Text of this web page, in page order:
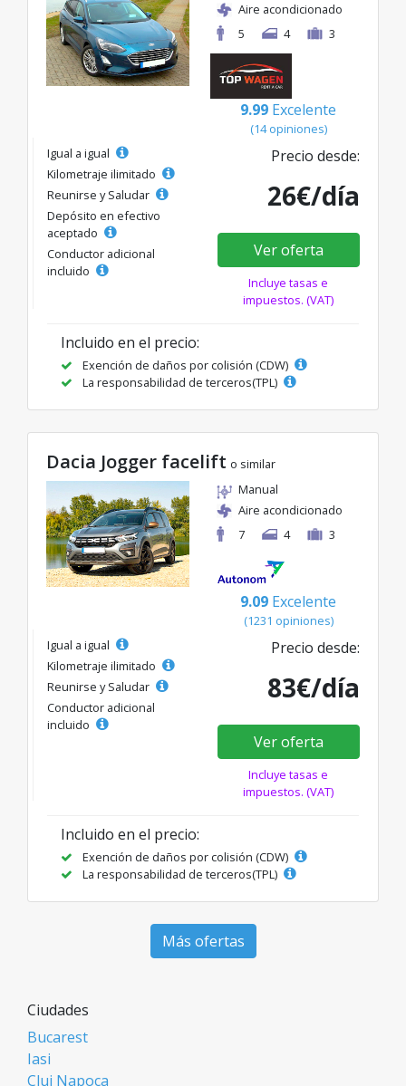
Aire acondicionado
5
4 3
9.99 Excelente
(14 opiniones)
Igual a igual
Kilometraje ilimitado
Reunirse y Saludar
Depósito en efectivo
aceptado
Conductor adicional
incluido
Precio desde:
26€/día
Ver oferta
Incluye tasas e
impuestos. (VAT)
Incluido en el precio:
Exención de daños por colisión (CDW)
La responsabilidad de terceros(TPL)
Dacia Jogger facelift o similar
Manual
Aire acondicionado
7
4 3
9.09 Excelente
(1231 opiniones)
Igual a igual
Kilometraje ilimitado
Reunirse y Saludar
Conductor adicional
incluido
Precio desde:
83€/día
Ver oferta
Incluye tasas e
impuestos. (VAT)
Incluido en el precio:
Exención de daños por colisión (CDW)
La responsabilidad de terceros(TPL)
Más ofertas
Ciudades
Bucarest
Iasi
Cluj Napoca